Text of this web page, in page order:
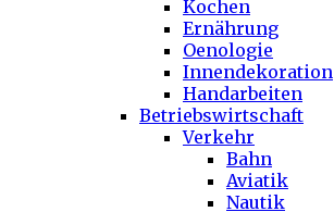
Kochen
Ernährung
Oenologie
Innendekoration
Handarbeiten
Betriebswirtschaft
Verkehr
Bahn
Aviatik
Nautik